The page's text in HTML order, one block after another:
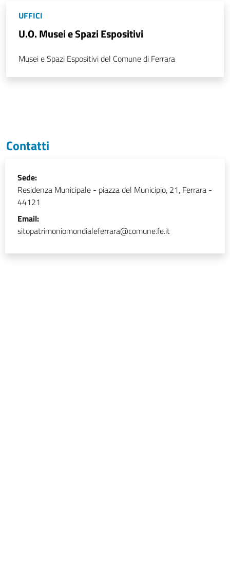
UFFICI
U.O. Musei e Spazi Espositivi
Musei e Spazi Espositivi del Comune di Ferrara
Contatti
Sede:
Residenza Municipale - piazza del Municipio, 21, Ferrara -
44121
Email:
sitopatrimoniomondialeferrara@comune.fe.it